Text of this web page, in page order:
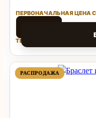
ПЕРВОНАЧАЛЬНАЯ ЦЕНА
ТЕКУЩАЯ ЦЕНА: 2,500 СОМ.
РАСПРОДАЖА
ТОВАР
РАСПРОДАЖА
ТОВАР